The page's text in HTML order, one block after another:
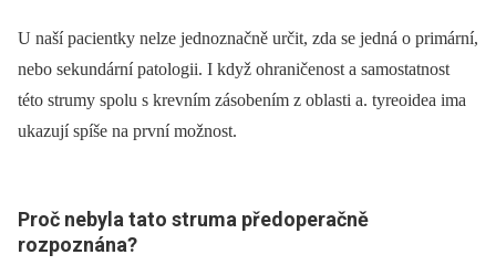
U naší pacientky nelze jednoznačně určit, zda se jedná o primární,
nebo sekundární patologii. I když ohraničenost a samostatnost
této strumy spolu s krevním zásobením z oblasti a. tyreoidea ima
ukazují spíše na první možnost.
Proč nebyla tato struma předoperačně
rozpoznána?